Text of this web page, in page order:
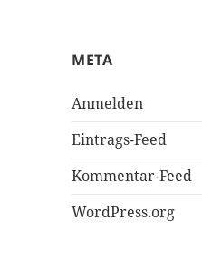
META
Anmelden
Eintrags-Feed
Kommentar-Feed
WordPress.org